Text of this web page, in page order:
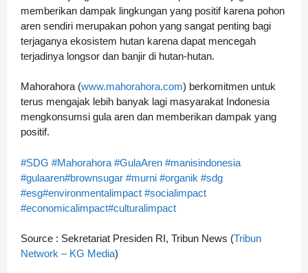
memberikan dampak lingkungan yang positif karena pohon
aren sendiri merupakan pohon yang sangat penting bagi
terjaganya ekosistem hutan karena dapat mencegah
terjadinya longsor dan banjir di hutan-hutan.
Mahorahora (www.mahorahora.com) berkomitmen untuk
terus mengajak lebih banyak lagi masyarakat Indonesia
mengkonsumsi gula aren dan memberikan dampak yang
positif.
#SDG #Mahorahora #GulaAren #manisindonesia
#gulaaren#brownsugar #murni #organik #sdg
#esg#environmentalimpact #socialimpact
#economicalimpact#culturalimpact
Source : Sekretariat Presiden RI, Tribun News (Tribun
Network – KG Media)